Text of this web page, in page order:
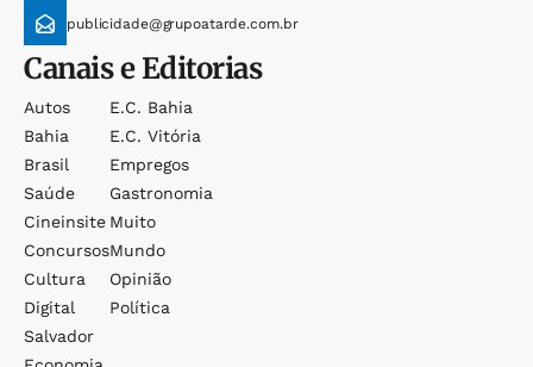
publicidade@grupoatarde.com.br
Canais e Editorias
Autos
Bahia
Brasil
Saúde
Cineinsite
Concursos
Cultura
Digital
Salvador
E.c. Bahia
E.c. Vitória
Empregos
Gastronomia
Muito
Mundo
Opinião
Política